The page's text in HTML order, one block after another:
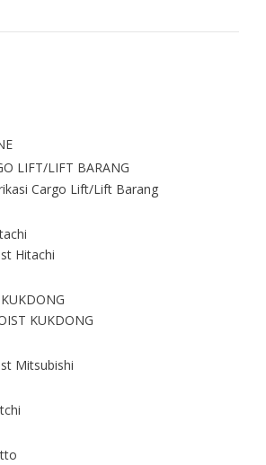
LIFT/LIFT BARANG
Cargo Lift/Lift Barang
Hitachi
KUKDONG
Mitsubishi